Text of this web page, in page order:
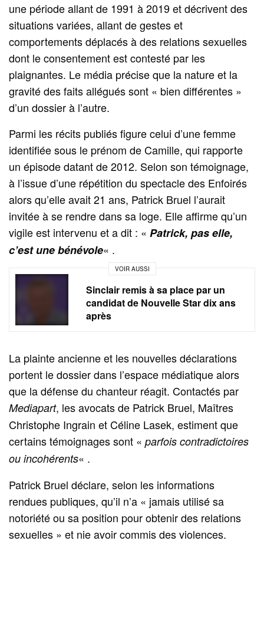
une période allant de 1991 à 2019 et décrivent des
situations variées, allant de gestes et
comportements déplacés à des relations sexuelles
dont le consentement est contesté par les
plaignantes. Le média précise que la nature et la
gravité des faits allégués sont « bien différentes »
d’un dossier à l’autre.
Parmi les récits publiés figure celui d’une femme
identifiée sous le prénom de Camille, qui rapporte
un épisode datant de 2012. Selon son témoignage,
à l’issue d’une répétition du spectacle des Enfoirés
alors qu’elle avait 21 ans, Patrick Bruel l’aurait
invitée à se rendre dans sa loge. Elle affirme qu’un
vigile est intervenu et a dit : «Patrick, pas elle,
c’est une bénévole« .
VOIR AUSSI
Sinclair remis à sa place par un
candidat de Nouvelle Star dix ans
après
La plainte ancienne et les nouvelles déclarations
portent le dossier dans l’espace médiatique alors
que la défense du chanteur réagit. Contactés par
Mediapart, les avocats de Patrick Bruel, Maîtres
Christophe Ingrain et Céline Lasek, estiment que
certains témoignages sont «parfois contradictoires
ou incohérents« .
Patrick Bruel déclare, selon les informations
rendues publiques, qu’il n’a « jamais utilisé sa
notoriété ou sa position pour obtenir des relations
sexuelles » et nie avoir commis des violences.